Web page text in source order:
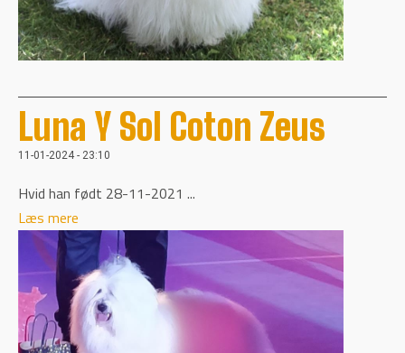
Luna Y Sol Coton Zeus
11-01-2024 - 23:10
Hvid han født 28-11-2021 ...
Læs mere